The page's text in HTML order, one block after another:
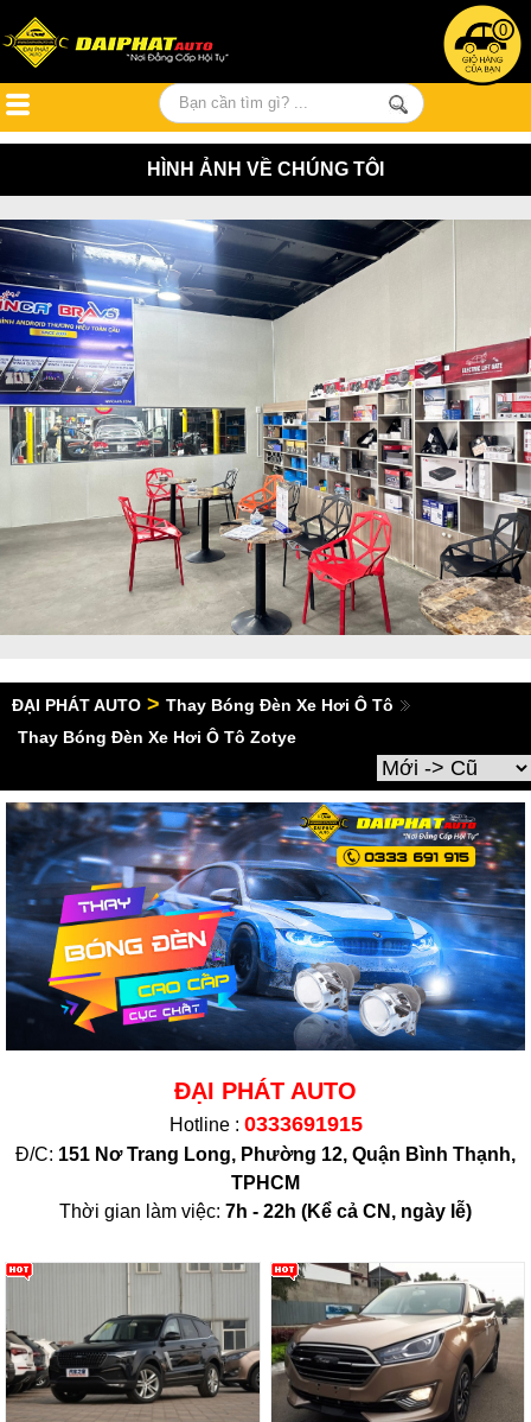
0
HÌNH ẢNH VỀ CHÚNG TÔI
ĐẠI PHÁT AUTO > Thay Bóng Đèn Xe Hơi Ô Tô
Thay Bóng Đèn Xe Hơi Ô Tô Zotye
ĐẠI PHÁT AUTO
Hotline : 0333691915
Đ/C: 151 Nơ Trang Long, Phường 12, Quận Bình Thạnh,
TPHCM
Thời gian làm việc: 7h - 22h (Kể cả CN, ngày lễ)